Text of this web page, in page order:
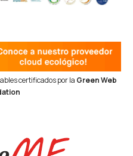
certificados por la Green Web